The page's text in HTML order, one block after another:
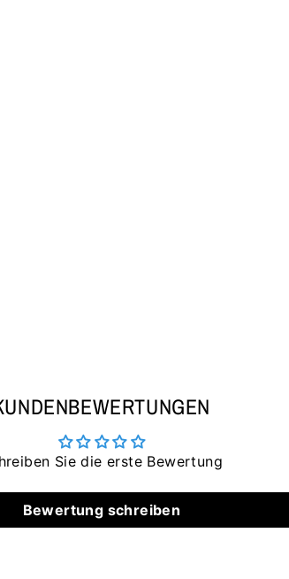
Sie die erste Bewertung
Bewertung schreiben